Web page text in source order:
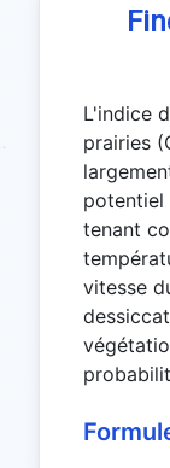
L'indice
prairies
potentiel
tenant
vitesse